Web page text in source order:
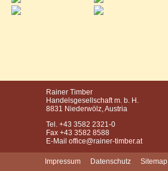
Rainer Timber
Handelsgesellschaft m. b. H.
8831 Niederwölz, Austria
Tel. +43 3582 2321-0
Fax +43 3582 8588
E-Mail office@rainer-timber.at
Impressum Datenschutz Sitemap